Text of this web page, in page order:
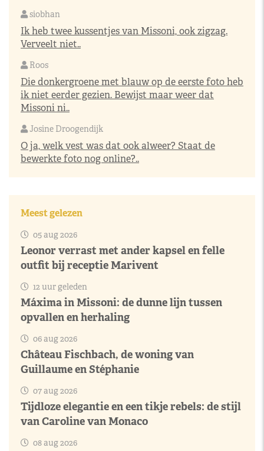
siobhan
Ik heb twee kussentjes van Missoni, ook zigzag.
Verveelt niet..
Roos
Die donkergroene met blauw op de eerste foto heb
ik niet eerder gezien. Bewijst maar weer dat
Missoni ni..
Josine Droogendijk
O ja, welk vest was dat ook alweer? Staat de
bewerkte foto nog online?..
Meest gelezen
05 aug 2026
Leonor verrast met ander kapsel en felle
outfit bij receptie Marivent
12 uur geleden
Máxima in Missoni: de dunne lijn tussen
opvallen en herhaling
06 aug 2026
Château Fischbach, de woning van
Guillaume en Stéphanie
07 aug 2026
Tijdloze elegantie en een tikje rebels: de stijl
van Caroline van Monaco
08 aug 2026